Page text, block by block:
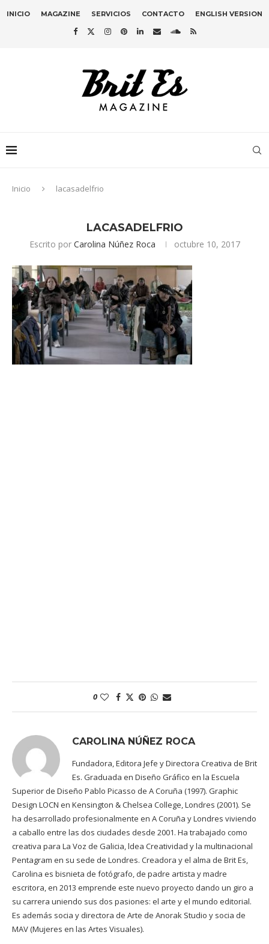
INICIO MAGAZINE SERVICIOS CONTACTO ENGLISH VERSION
Inicio lacasadelfrio
LACASADELFRIO
Escrito por Carolina Núñez Roca octubre 10, 2017
0
CAROLINA NÚÑEZ ROCA
Fundadora, Editora Jefe y Directora Creativa de Brit
Es. Graduada en Diseño Gráfico en la Escuela
Superior de Diseño Pablo Picasso de A Coruña (1997). Graphic
Design LOCN en Kensington & Chelsea College, Londres (2001). Se
ha desarrollado profesionalmente en A Coruña y Londres viviendo
a caballo entre las dos ciudades desde 2001. Ha trabajado como
creativa para La Voz de Galicia, ldea Creatividad y la multinacional
Pentagram en su sede de Londres. Creadora y el alma de Brit Es,
Carolina es bisnieta de fotógrafo, de padre artista y madre
escritora, en 2013 emprende este nuevo proyecto dando un giro a
su carrera uniendo sus dos pasiones: el arte y el mundo editorial.
Es además socia y directora de Arte de Anorak Studio y socia de
MAV (Mujeres en las Artes Visuales).